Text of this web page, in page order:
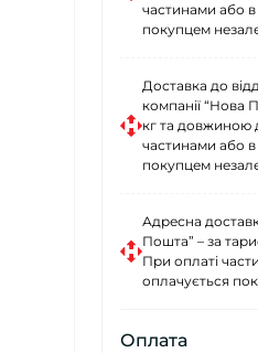
частинами або в
покупцем
Доставка до
компанії “Нова
кг та довжиною
частинами або в
покупцем
Адресна
Пошта” – за
При оплаті
оплачується
Оплата